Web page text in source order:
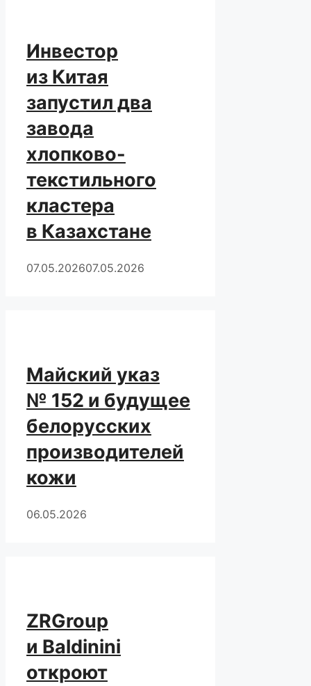
Инвестор
из Китая
запустил два
завода
хлопково-
текстильного
кластера
в Казахстане
07.05.202607.05.2026
Майский указ
№ 152 и будущее
белорусских
производителей
кожи
06.05.2026
ZRGroup
и Baldinini
откроют